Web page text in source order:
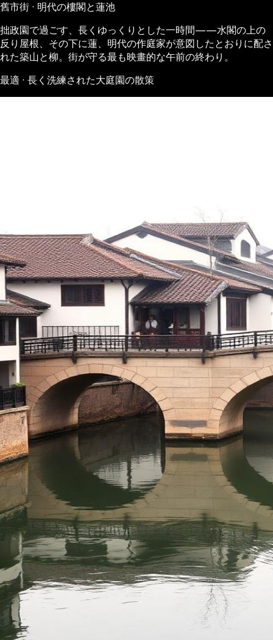
舊市街 · 明代の樓閣と蓮池
拙政園で過ごす、長くゆっくりとした一時間——水閣の上の
反り屋根、その下に蓮、明代の作庭家が意図したとおりに配さ
れた築山と柳。街が守る最も映畫的な午前の終わり。
最適 · 長く洗練された大庭園の散策